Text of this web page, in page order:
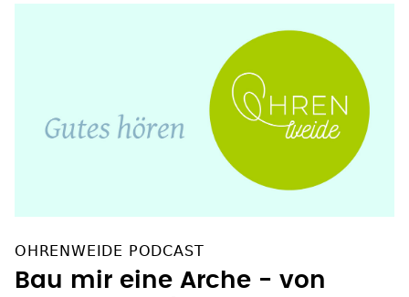
OHRENWEIDE PODCAST
Bau mir eine Arche - von